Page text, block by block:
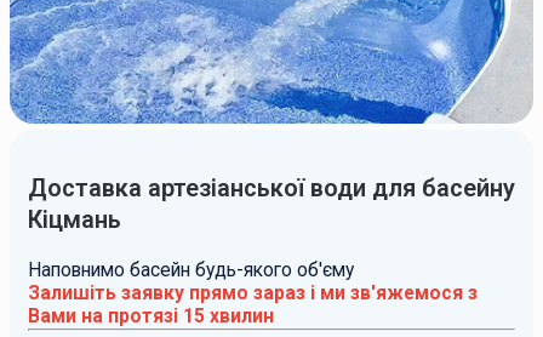
Доставка артезіанської води для басейну
Кіцмань
Наповнимо басейн будь-якого об'єму
Залишіть заявку прямо зараз і ми зв'яжемося з
Вами на протязі 15 хвилин